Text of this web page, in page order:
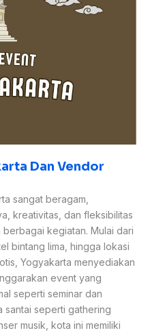
Dan Vendor
sangat beragam,
kreativitas, dan fleksibilitas
kegiatan. Mulai dari
bintang lima, hingga lokasi
Yogyakarta menyediakan
event yang
seperti seminar dan
santai seperti gathering
musik, kota ini memiliki